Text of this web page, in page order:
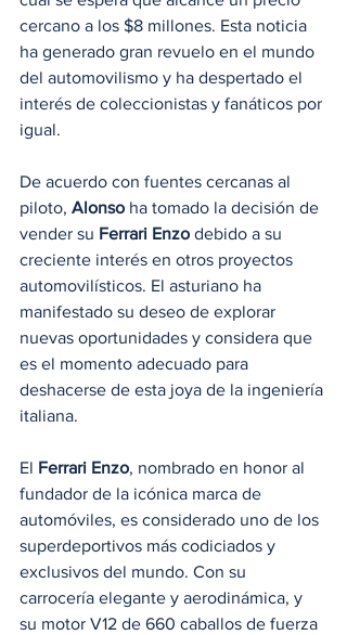
cercano a los $8 millones. Esta noticia
ha generado gran revuelo en el mundo
del automovilismo y ha despertado el
interés de coleccionistas y fanáticos por
igual.
De acuerdo con fuentes cercanas al
piloto, Alonso ha tomado la decisión de
vender su Ferrari Enzo debido a su
creciente interés en otros proyectos
automovilísticos. El asturiano ha
manifestado su deseo de explorar
nuevas oportunidades y considera que
es el momento adecuado para
deshacerse de esta joya de la ingeniería
italiana.
El Ferrari Enzo, nombrado en honor al
fundador de la icónica marca de
automóviles, es considerado uno de los
superdeportivos más codiciados y
exclusivos del mundo. Con su
carrocería elegante y aerodinámica, y
su motor V12 de 660 caballos de fuerza